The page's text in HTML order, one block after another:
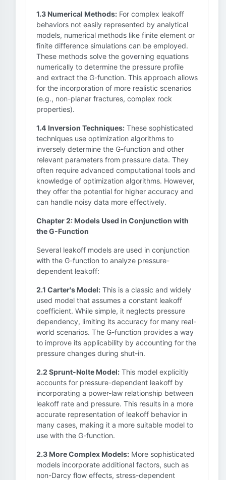
1.3 Numerical Methods: For complex leakoff
behaviors not easily represented by analytical
models, numerical methods like finite element or
finite difference simulations can be employed.
These methods solve the governing equations
numerically to determine the pressure profile
and extract the G-function. This approach allows
for the incorporation of more realistic scenarios
(e.g., non-planar fractures, complex rock
properties).
1.4 Inversion Techniques: These sophisticated
techniques use optimization algorithms to
inversely determine the G-function and other
relevant parameters from pressure data. They
often require advanced computational tools and
knowledge of optimization algorithms. However,
they offer the potential for higher accuracy and
can handle noisy data more effectively.
Chapter 2: Models Used in Conjunction with
the G-Function
Several leakoff models are used in conjunction
with the G-function to analyze pressure-
dependent leakoff:
2.1 Carter's Model: This is a classic and widely
used model that assumes a constant leakoff
coefficient. While simple, it neglects pressure
dependency, limiting its accuracy for many real-
world scenarios. The G-function provides a way
to improve its applicability by accounting for the
pressure changes during shut-in.
2.2 Sprunt-Nolte Model: This model explicitly
accounts for pressure-dependent leakoff by
incorporating a power-law relationship between
leakoff rate and pressure. This results in a more
accurate representation of leakoff behavior in
many cases, making it a more suitable model to
use with the G-function.
2.3 More Complex Models: More sophisticated
models incorporate additional factors, such as
non-Darcy flow effects, stress-dependent